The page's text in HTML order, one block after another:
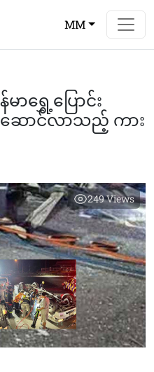
MM
ရွှေ့ပြောင်း
ဆောင်လာသည့် ကား
249Views